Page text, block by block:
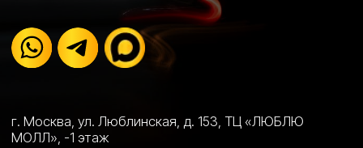
Преимущества →
Партнеры →
Ремонт вмятин без покраски (PDR) →
Заправка кондиционеров →
Ремонт и реставрация элементов салона →